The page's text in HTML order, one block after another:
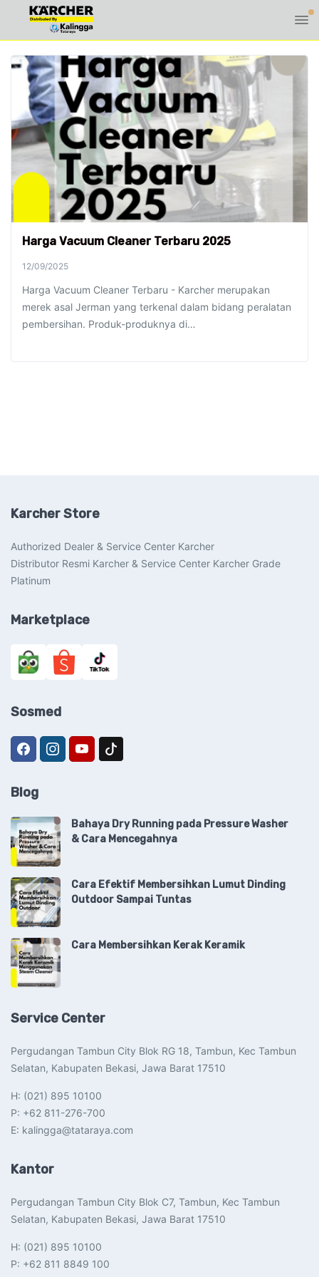
Harga Vacuum Cleaner Terbaru 2025
12/09/2025
Harga Vacuum Cleaner Terbaru - Karcher merupakan
merek asal Jerman yang terkenal dalam bidang peralatan
pembersihan. Produk-produknya di…
Karcher Store
Authorized Dealer & Service Center Karcher
Distributor Resmi Karcher & Service Center Karcher Grade
Platinum
Marketplace
Sosmed
Blog
Bahaya Dry Running pada Pressure Washer
& Cara Mencegahnya
Cara Efektif Membersihkan Lumut Dinding
Outdoor Sampai Tuntas
Cara Membersihkan Kerak Keramik
Service Center
Pergudangan Tambun City Blok RG 18, Tambun, Kec Tambun
Selatan, Kabupaten Bekasi, Jawa Barat 17510​
H: (021) 895 10100
P: +62 811-276-700
E: kalingga@tataraya.com
Kantor
Pergudangan Tambun City Blok C7, Tambun, Kec Tambun
Selatan, Kabupaten Bekasi, Jawa Barat 17510​
H: (021) 895 10100
P: +62 811 8849 100